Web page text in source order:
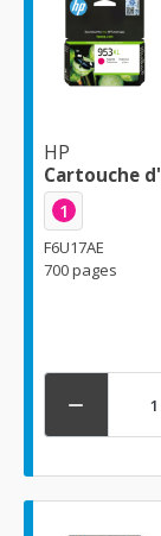
HP
Cartouche
1
F6U17AE
700 pages
